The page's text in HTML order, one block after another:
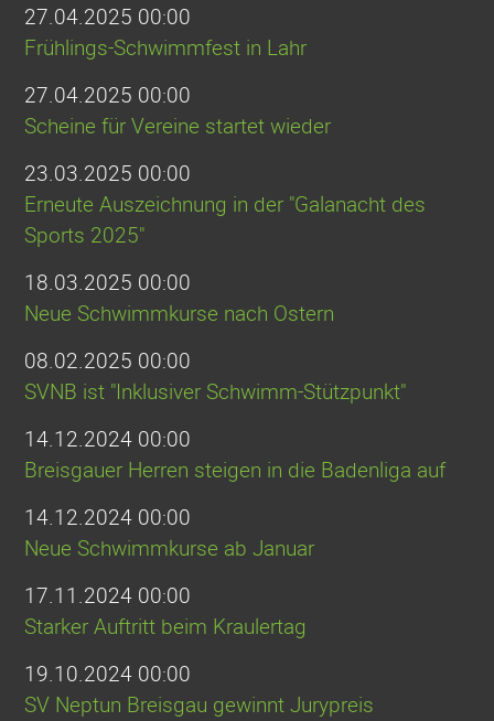
27.04.2025 00:00
Frühlings-Schwimmfest in Lahr
27.04.2025 00:00
Scheine für Vereine startet wieder
23.03.2025 00:00
Erneute Auszeichnung in der "Galanacht des
Sports 2025"
18.03.2025 00:00
Neue Schwimmkurse nach Ostern
08.02.2025 00:00
SVNB ist "Inklusiver Schwimm-Stützpunkt"
14.12.2024 00:00
Breisgauer Herren steigen in die Badenliga auf
14.12.2024 00:00
Neue Schwimmkurse ab Januar
17.11.2024 00:00
Starker Auftritt beim Kraulertag
19.10.2024 00:00
SV Neptun Breisgau gewinnt Jurypreis